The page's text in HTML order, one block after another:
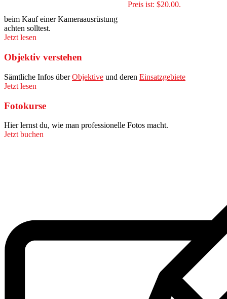
Preis ist: $20.00.
beim Kauf einer Kameraausrüstung
achten solltest.
Jetzt lesen
Objektiv verstehen
Sämtliche Infos überObjektive und deren Einsatzgebiete
Jetzt lesen
Fotokurse
Hier lernst du, wie man professionelle Fotos macht.
Jetzt buchen